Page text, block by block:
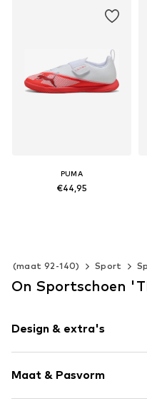
PUMA
€44,95
(maat 92-140) Sport
On Sportschoen
Design & extra's
Imitatieleder
Ronde neus
Maat & Pasvorm